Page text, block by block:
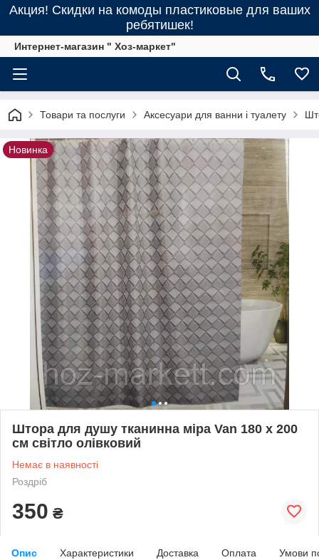
Акция! Скидки на комоды пластиковые для ваших
ребятишек!
Интернет-магазин " Хоз-маркет"
Товари та послуги Аксесуари для ванни і туалету
Новинка
Штора для душу тканинна міра Van 180 х 200
см світло олівковий
Немає в наявності
Роздріб
350 ₴
Опис Характеристики Доставка Оплата Умови